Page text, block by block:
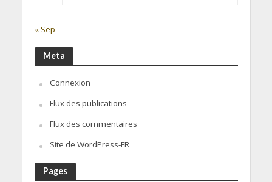
« Sep
Meta
Connexion
Flux des publications
Flux des commentaires
Site de WordPress-FR
Pages